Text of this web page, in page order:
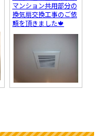
マンション共用部分の
換気扇交換工事のご依
頼を頂きました🍁